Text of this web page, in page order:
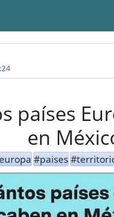
países
en
#paises